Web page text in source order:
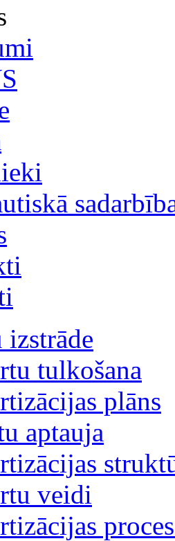
izstrāde
tulkošana
plāns
aptauja
veidi